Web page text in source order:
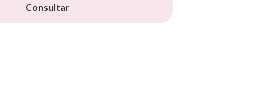
Consultar